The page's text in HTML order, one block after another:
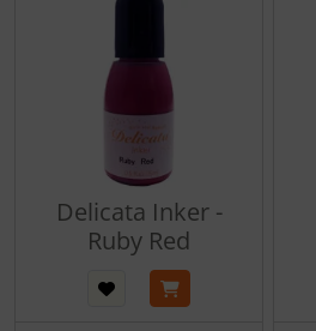
Delicata Inker -
Ruby Red